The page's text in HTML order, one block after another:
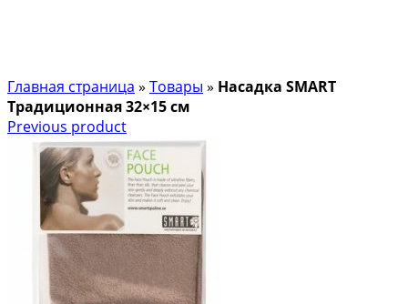
Главная страница » Товары » Насадка SMART
Традиционная 32×15 см
Previous product